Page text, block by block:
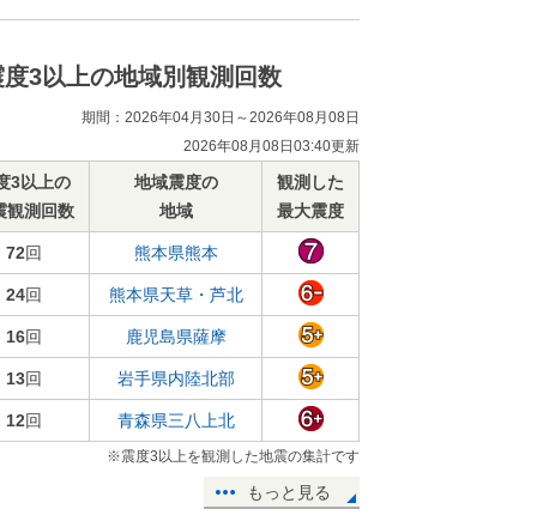
度3以上の地域別観測回数
期間：2026年04月30日～2026年08月08日
2026年08月08日03:40更新
3以上の
観測回数
地域震度の
地域
観測した
最大震度
72回 熊本県熊本
24回 熊本県天草・芦北
16回 鹿児島県薩摩
13回 岩手県内陸北部
12回 青森県三八上北
※震度3以上を観測した地震の集計です
もっと見る